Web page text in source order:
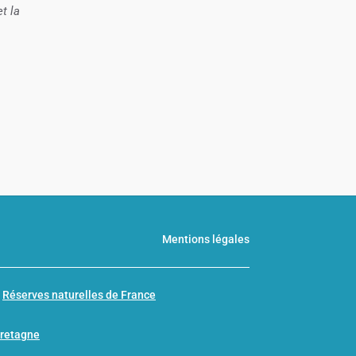
la
Mentions légales
Réserves naturelles de France